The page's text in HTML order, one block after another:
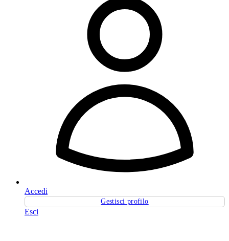
Accedi
Gestisci profilo
Esci